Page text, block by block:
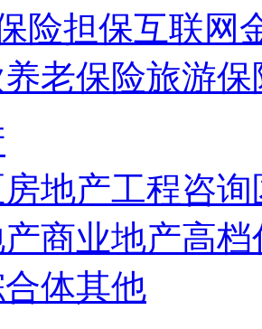
险担保互联网
养老保险旅游保
房地产工程咨询
商业地产高档
体其他